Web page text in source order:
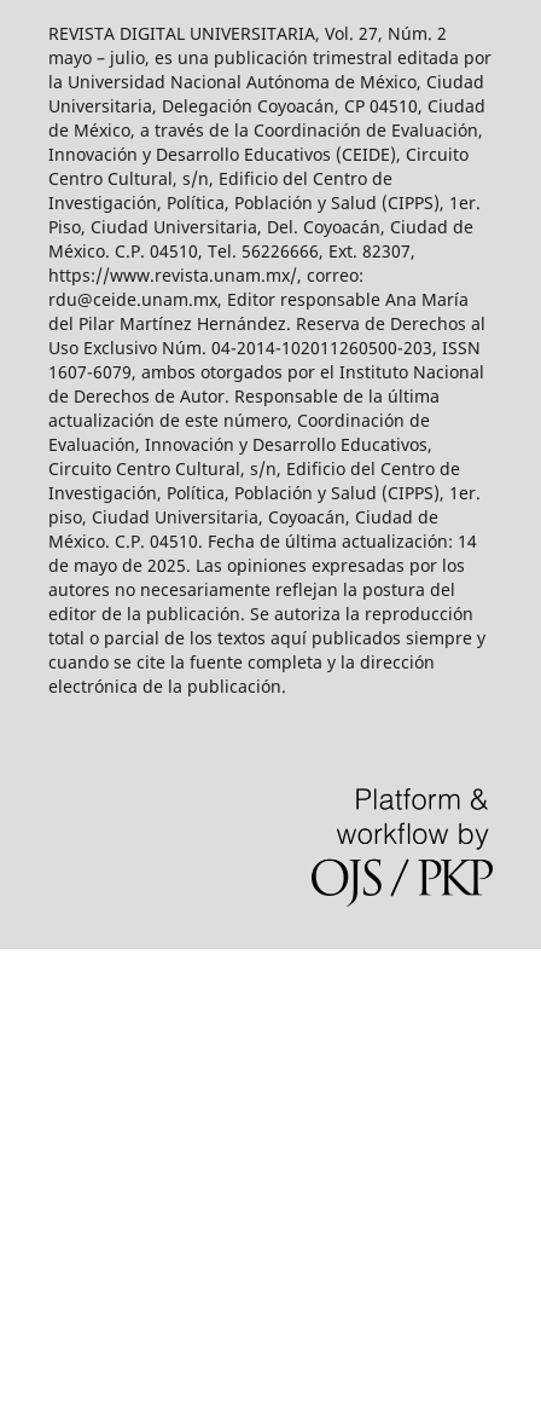
REVISTA DIGITAL UNIVERSITARIA, Vol. 27, Núm. 2
mayo – julio, es una publicación trimestral editada por
la Universidad Nacional Autónoma de México, Ciudad
Universitaria, Delegación Coyoacán, CP 04510, Ciudad
de México, a través de la Coordinación de Evaluación,
Innovación y Desarrollo Educativos (CEIDE), Circuito
Centro Cultural, s/n, Edificio del Centro de
Investigación, Política, Población y Salud (CIPPS), 1er.
Piso, Ciudad Universitaria, Del. Coyoacán, Ciudad de
México. C.P. 04510, Tel. 56226666, Ext. 82307,
https://www.revista.unam.mx/, correo:
rdu@ceide.unam.mx, Editor responsable Ana María
del Pilar Martínez Hernández. Reserva de Derechos al
Uso Exclusivo Núm. 04-2014-102011260500-203, ISSN
1607-6079, ambos otorgados por el Instituto Nacional
de Derechos de Autor. Responsable de la última
actualización de este número, Coordinación de
Evaluación, Innovación y Desarrollo Educativos,
Circuito Centro Cultural, s/n, Edificio del Centro de
Investigación, Política, Población y Salud (CIPPS), 1er.
piso, Ciudad Universitaria, Coyoacán, Ciudad de
México. C.P. 04510. Fecha de última actualización: 14
de mayo de 2025. Las opiniones expresadas por los
autores no necesariamente reflejan la postura del
editor de la publicación. Se autoriza la reproducción
total o parcial de los textos aquí publicados siempre y
cuando se cite la fuente completa y la dirección
electrónica de la publicación.